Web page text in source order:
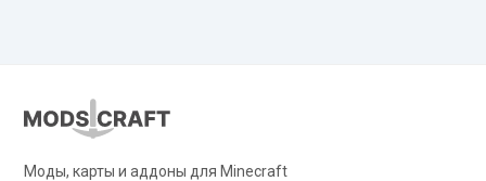
Моды, карты и аддоны для Minecraft